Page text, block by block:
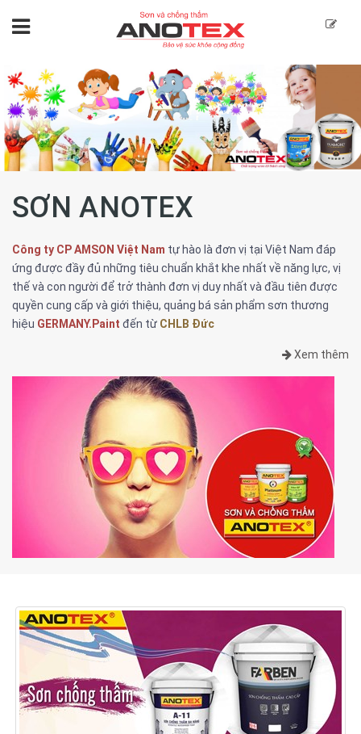
SƠN ANOTEX
Công ty CP AMSON Việt Nam tự hào là đơn vị tại Việt Nam đáp
ứng được đầy đủ những tiêu chuẩn khắt khe nhất về năng lực, vị
thế và con người để trở thành đơn vị duy nhất và đầu tiên được
quyền cung cấp và giới thiệu, quảng bá sản phẩm sơn thương
hiệu GERMANY.Paint đến từ CHLB Đức
Xem thêm